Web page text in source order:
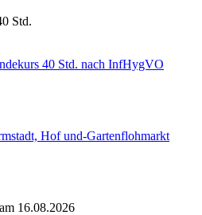
40 Std. nach InfHygVO
Hof und-Gartenflohmarkt
16.08.2026